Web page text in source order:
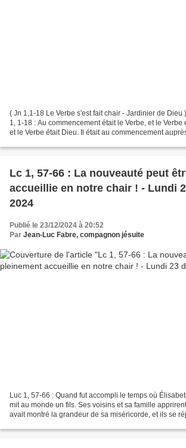
( Jn 1,1-18 Le Verbe s'est fait chair - Jardinier de
1, 1-18 : Au commencement était le Verbe, et le
et le Verbe était Dieu. Il était au commencement
Lc 1, 57-66 : La nouveauté peut
accueillie en notre chair ! - Lundi
2024
Publié le 23/12/2024 à 20:52
Par Jean-Luc Fabre, compagnon jésuite
Luc 1, 57-66 : Quand fut accompli le temps où
mit au monde un fils. Ses voisins et sa famille
avait montré la grandeur de sa miséricorde, et ils se